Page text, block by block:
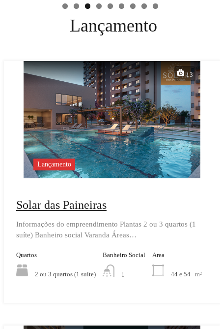
Lançamento
13
Lançamento
Solar das Paineiras
Informações do empreendimento Plantas 2 ou 3 quartos (1
suíte) Banheiro social Varanda Áreas…
Quartos
2 ou 3 quartos (1 suíte)
Banheiro Social
1
Area
44 e 54 m²